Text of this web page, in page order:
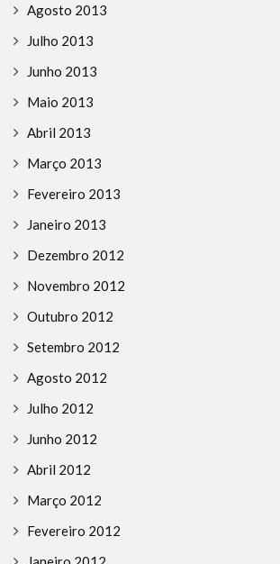
Agosto 2013
Julho 2013
Junho 2013
Maio 2013
Abril 2013
Março 2013
Fevereiro 2013
Janeiro 2013
Dezembro 2012
Novembro 2012
Outubro 2012
Setembro 2012
Agosto 2012
Julho 2012
Junho 2012
Abril 2012
Março 2012
Fevereiro 2012